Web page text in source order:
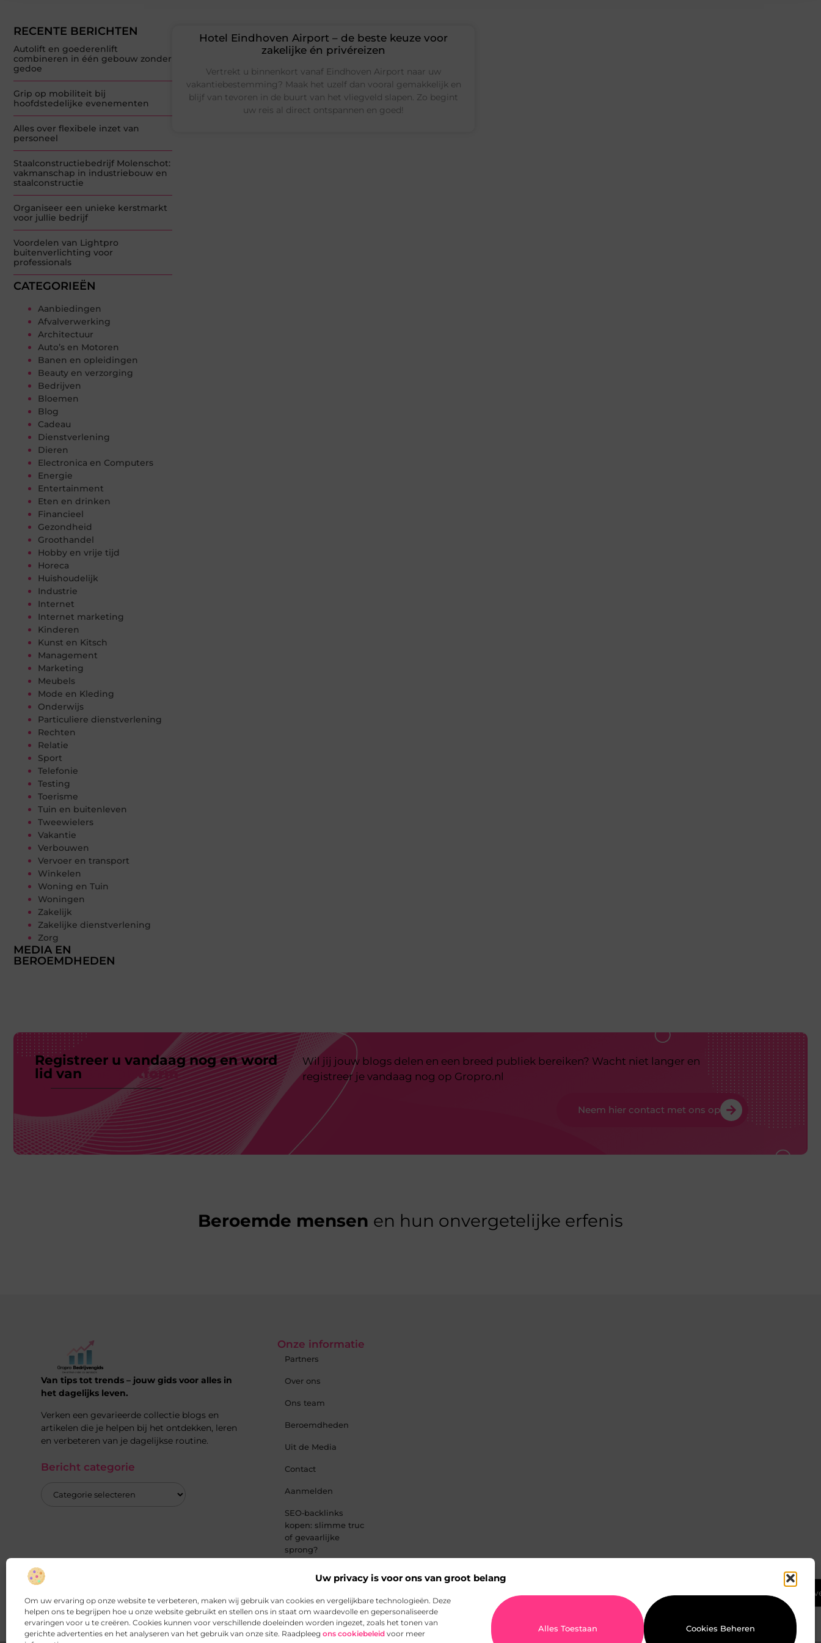
Uw privacy is voor ons van groot belang
Om uw ervaring op onze website te verbeteren, maken wij gebruik van cookies en vergelijkbare technologieën. Deze
helpen ons te begrijpen hoe u onze website gebruikt en stellen ons in staat om waardevolle en gepersonaliseerde
ervaringen voor u te creëren. Cookies kunnen voor verschillende doeleinden worden ingezet, zoals het tonen van
gerichte advertenties en het analyseren van het gebruik van onze site. Raadpleeg ons cookiebeleid voor meer
Alles Toestaan Cookies Beheren
Ga Naar
RECENTE BERICHTEN
Autolift en goederenlift
combineren in één gebouw zonder
gedoe
Grip op mobiliteit bij
hoofdstedelijke evenementen
Alles over flexibele inzet van
personeel
Staalconstructiebedrijf Molenschot:
vakmanschap in industriebouw en
staalconstructie
Organiseer een unieke kerstmarkt
voor jullie bedrijf
Voordelen van Lightpro
buitenverlichting voor
professionals
CATEGORIEËN
Aanbiedingen
Afvalverwerking
Architectuur
Auto’s en Motoren
Banen en opleidingen
Beauty en verzorging
Bedrijven
Bloemen
Blog
Cadeau
Dienstverlening
Dieren
Electronica en Computers
Energie
Entertainment
Eten en drinken
Financieel
Gezondheid
Groothandel
Hobby en vrije tijd
Horeca
Huishoudelijk
Industrie
Internet
Internet marketing
Kinderen
Kunst en Kitsch
Management
Marketing
Meubels
Mode en Kleding
Onderwijs
Particuliere dienstverlening
Rechten
Relatie
Sport
Telefonie
Testing
Toerisme
Tuin en buitenleven
Tweewielers
Vakantie
Verbouwen
Vervoer en transport
Winkelen
Woning en Tuin
Woningen
Zakelijk
Zakelijke dienstverlening
Zorg
MEDIA EN
BEROEMDHEDEN
Hotel Eindhoven Airport – de beste keuze voor
zakelijke én privéreizen
Vertrekt u binnenkort vanaf Eindhoven Airport naar uw
vakantiebestemming? Maak het uzelf dan vooral gemakkelijk en
blijf van tevoren in de buurt van het vliegveld slapen. Zo begint
uw reis al direct ontspannen en goed!
Registreer u vandaag nog en word
lid van
ons platform
Wil jij jouw blogs delen en een breed publiek bereiken? Wacht niet langer en
registreer je vandaag nog op Gropro.nl
Neem hier contact met ons op
Beroemde mensen en hun onvergetelijke erfenis
Van tips tot trends – jouw gids voor alles in
het dagelijks leven.
Verken een gevarieerde collectie blogs en
artikelen die je helpen bij het ontdekken, leren
en verbeteren van je dagelijkse routine.
Bericht categorie
Onze informatie
Partners
Over ons
Ons team
Beroemdheden
Uit de Media
Contact
Aanmelden
SEO‑backlinks
kopen: slimme truc
of gevaarlijke
sprong?
website: zo begin
je slim en blijvend